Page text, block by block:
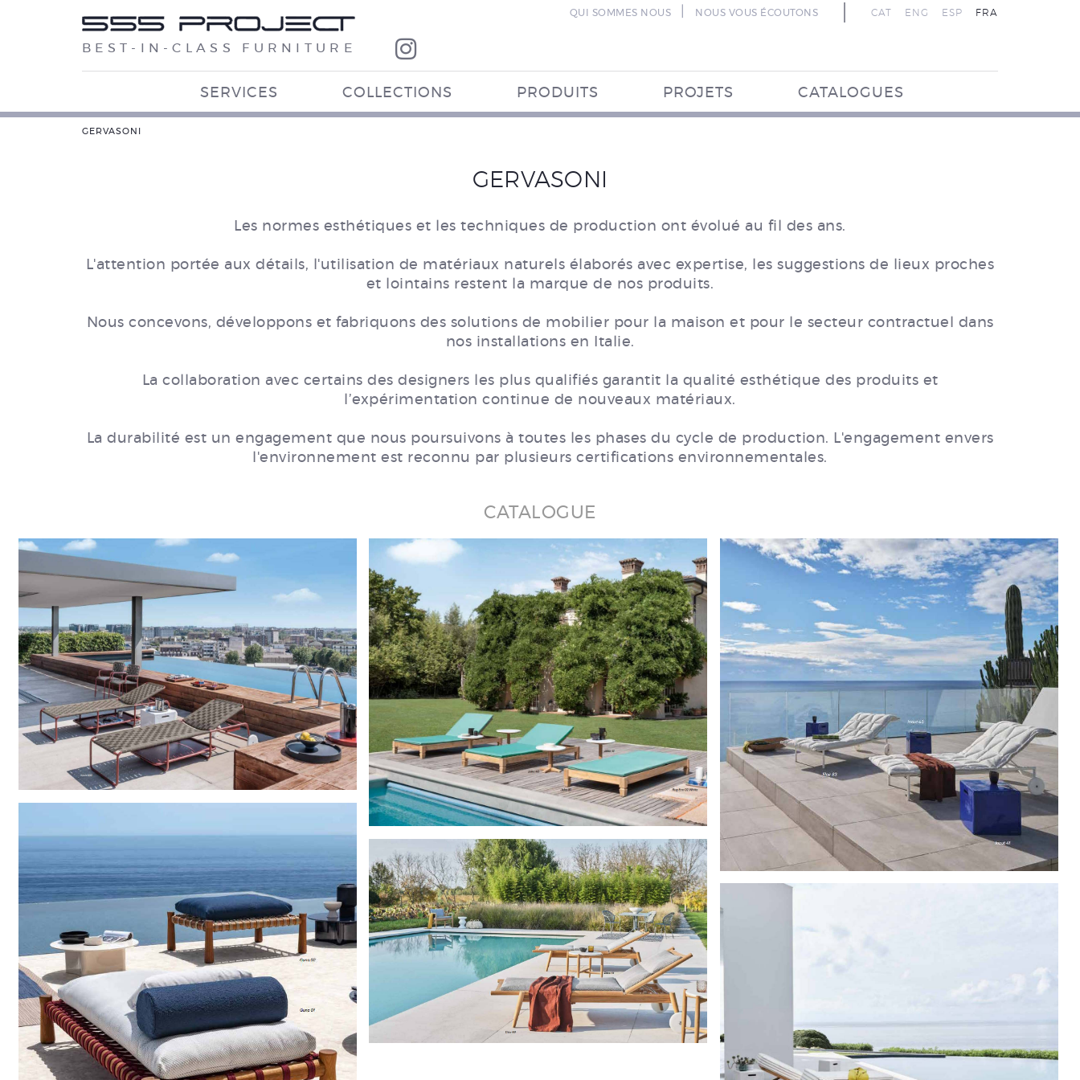
BEST-IN-CLASS FURNITURE
CAT ENG ESP FRA
QUI SOMMES NOUS NOUS VOUS ÉCOUTONS
SERVICES COLLECTIONS PRODUITS PROJETS CATALOGUES
GERVASONI
GERVASONI
Les normes esthétiques et les techniques de production ont évolué au fil des ans.
L'attention portée aux détails, l'utilisation de matériaux naturels élaborés avec expertise, les suggestions de lieux proches
et lointains restent la marque de nos produits.
Nous concevons, développons et fabriquons des solutions de mobilier pour la maison et pour le secteur contractuel dans
nos installations en Italie.
La collaboration avec certains des designers les plus qualifiés garantit la qualité esthétique des produits et
l’expérimentation continue de nouveaux matériaux.
La durabilité est un engagement que nous poursuivons à toutes les phases du cycle de production. L'engagement envers
l'environnement est reconnu par plusieurs certifications environnementales.
CATALOGUE